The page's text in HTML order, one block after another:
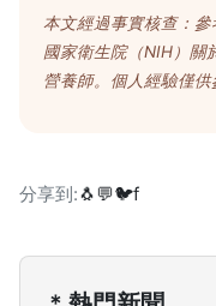
本文經過事實核查：
國家衛生院（NIH）關
營養師。個人經驗僅供
分享到:🐧💬🐦f